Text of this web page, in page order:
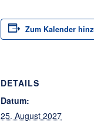
Zum Kalender
DETAILS
Datum:
25. August 2027